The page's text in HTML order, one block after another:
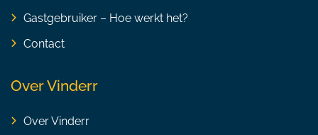
Gastgebruiker – Hoe werkt het?
Contact
Over Vinderr
Over Vinderr